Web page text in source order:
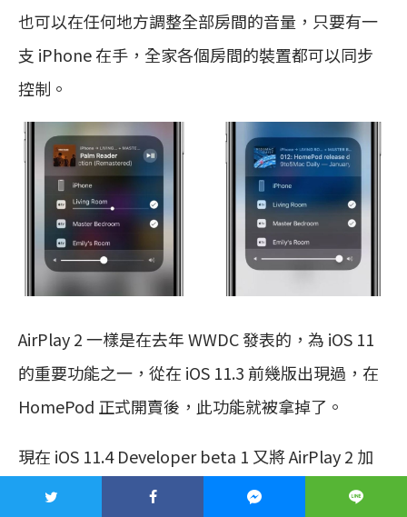
也可以在任何地方調整全部房間的音量，只要有一
支 iPhone 在手，全家各個房間的裝置都可以同步
控制。
AirPlay 2 一樣是在去年 WWDC 發表的，為 iOS 11
的重要功能之一，從在 iOS 11.3 前幾版出現過，在
HomePod 正式開賣後，此功能就被拿掉了。
現在 iOS 11.4 Developer beta 1 又將 AirPlay 2 加
了回來，不過目前此功能只有支援 Apple TV 4 代，